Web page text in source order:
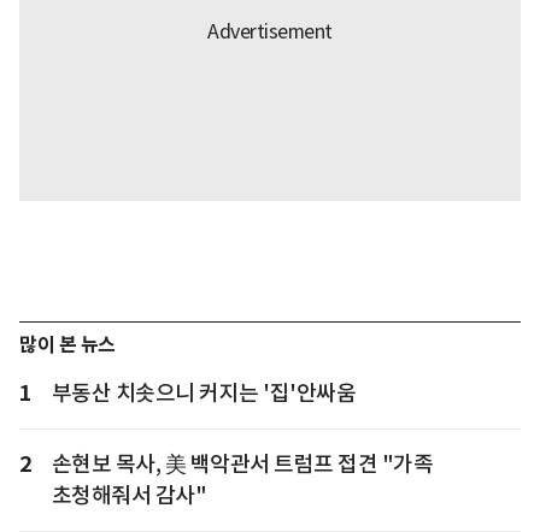
많이 본 뉴스
1 부동산 치솟으니 커지는 '집'안싸움
2
손현보 목사, 美 백악관서 트럼프 접견 "가족
초청해줘서 감사"